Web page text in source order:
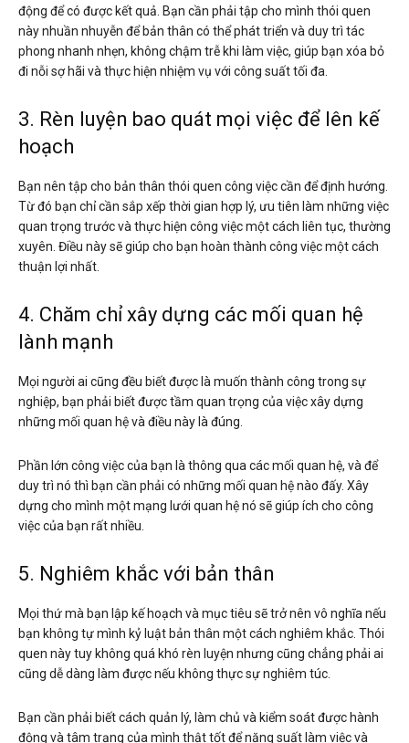
động để có được kết quả. Bạn cần phải tập cho mình thói quen
này nhuần nhuyễn để bản thân có thể phát triển và duy trì tác
phong nhanh nhẹn, không chậm trễ khi làm việc, giúp bạn xóa bỏ
đi nỗi sợ hãi và thực hiện nhiệm vụ với công suất tối đa.
3. Rèn luyện bao quát mọi việc để lên kế
hoạch
Bạn nên tập cho bản thân thói quen công việc cần để định hướng.
Từ đó bạn chỉ cần sắp xếp thời gian hợp lý, ưu tiên làm những việc
quan trọng trước và thực hiện công việc một cách liên tục, thường
xuyên. Điều này sẽ giúp cho bạn hoàn thành công việc một cách
thuận lợi nhất.
4. Chăm chỉ xây dựng các mối quan hệ
lành mạnh
Mọi người ai cũng đều biết được là muốn thành công trong sự
nghiệp, bạn phải biết được tầm quan trọng của việc xây dựng
những mối quan hệ và điều này là đúng.
Phần lớn công việc của bạn là thông qua các mối quan hệ, và để
duy trì nó thì bạn cần phải có những mối quan hệ nào đấy. Xây
dựng cho mình một mạng lưới quan hệ nó sẽ giúp ích cho công
việc của bạn rất nhiều.
5. Nghiêm khắc với bản thân
Mọi thứ mà bạn lập kế hoạch và mục tiêu sẽ trở nên vô nghĩa nếu
bạn không tự mình kỷ luật bản thân một cách nghiêm khắc. Thói
quen này tuy không quá khó rèn luyện nhưng cũng chẳng phải ai
cũng dễ dàng làm được nếu không thực sự nghiêm túc.
Bạn cần phải biết cách quản lý, làm chủ và kiểm soát được hành
động và tâm trạng của mình thật tốt để năng suất làm việc và